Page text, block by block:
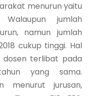
menurun yaitu
jumlah
namun jumlah
cukup tinggi. Hal
dosen terlibat pada
yang sama.
menurut jurusan,